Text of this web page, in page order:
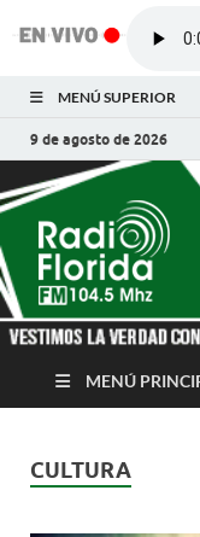
MENÚ SUPERIOR
9 de agosto de 2026
MENÚ
CULTURA